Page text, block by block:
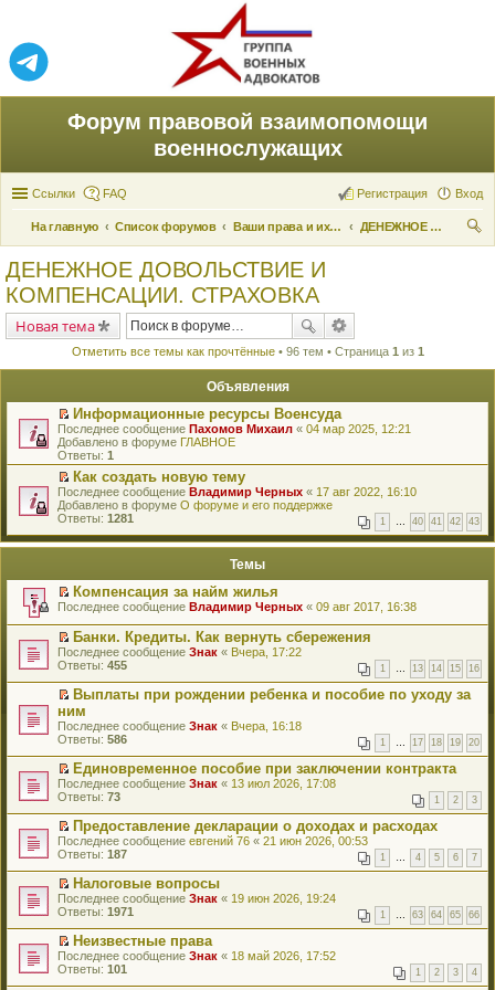
Форум правовой взаимопомощи
военнослужащих
Ссылки FAQ Вход
Регистрация
На главную Список форумов Ваши права и их реализация
ДЕНЕЖНОЕ ДОВОЛЬСТВИЕ И КОМПЕНСАЦИИ. СТРАХОВКА
ДЕНЕЖНОЕ ДОВОЛЬСТВИЕ И
КОМПЕНСАЦИИ. СТРАХОВКА
Новая тема
Отметить все темы как прочтённые• 96 тем • Страница 1 из 1
Объявления
П
е
р
е
й
т
и
к
е
о
м
у
н
е
п
р
ч
и
т
а
н
н
о
м
у
о
о
б
щ
е
н
и
ю
Информационные ресурсы Военсуда
Последнее сообщение Пахомов Михаил « 04 мар 2025, 12:21
Добавлено в форуме ГЛАВНОЕ
Ответы: 1
П
е
р
й
к
п
е
в
о
м
у
н
е
п
р
о
ч
и
т
а
н
о
м
у
с
о
о
б
щ
е
н
и
Как создать новую тему
Последнее сообщение Владимир Черных « 17 авг 2022, 16:10
Добавлено в форуме О форуме и его поддержке
Ответы: 1281 1 … 40 41 42 43
Темы
П
р
е
й
т
и
п
е
р
о
м
у
н
е
п
р
о
ч
и
т
а
н
о
м
у
Компенсация за найм жилья
Последнее сообщение Владимир Черных « 09 авг 2017, 16:38
П
е
е
й
т
и
к
п
е
р
в
м
у
н
е
п
р
о
ч
и
а
н
Банки. Кредиты. Как вернуть сбережения
Последнее сообщение Знак « Вчера, 17:22
Ответы: 455 1 … 13 14 15 16
П
е
р
е
й
т
и
к
п
е
р
в
м
у
н
е
п
р
о
ч
и
Выплаты при рождении ребенка и пособие по уходу за
ним
Последнее сообщение Знак « Вчера, 16:18
Ответы: 586 1 … 17 18 19 20
П
е
е
й
т
и
к
п
е
р
в
о
м
у
Единовременное пособие при заключении контракта
Последнее сообщение Знак « 13 июл 2026, 17:08
Ответы: 73 1 2 3
П
е
е
й
т
и
к
п
е
р
в
Предоставление декларации о доходах и расходах
Последнее сообщение евгений 76 « 21 июн 2026, 00:53
Ответы: 187 1 … 4 5 6 7
П
е
е
й
т
и
Налоговые вопросы
Последнее сообщение Знак « 19 июн 2026, 19:24
Ответы: 1971 1 … 63 64 65 66
П
е
Неизвестные права
Последнее сообщение Знак « 18 май 2026, 17:52
Ответы: 101 1 2 3 4